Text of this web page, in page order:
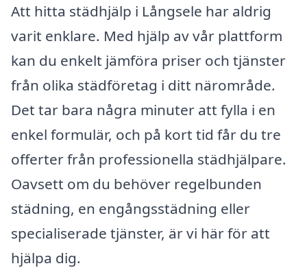
Att hitta städhjälp i Långsele har aldrig
varit enklare. Med hjälp av vår plattform
kan du enkelt jämföra priser och tjänster
från olika städföretag i ditt närområde.
Det tar bara några minuter att fylla i en
enkel formulär, och på kort tid får du tre
offerter från professionella städhjälpare.
Oavsett om du behöver regelbunden
städning, en engångsstädning eller
specialiserade tjänster, är vi här för att
hjälpa dig.